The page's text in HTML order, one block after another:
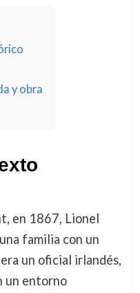
y obra
en 1867, Lionel
familia con un
un oficial irlandés,
un entorno